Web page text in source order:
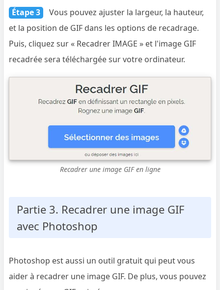
Étape 3
Vous pouvez ajuster la largeur, la hauteur,
et la position de GIF dans les options de recadrage.
Puis, cliquez sur « Recadrer IMAGE » et l'image GIF
recadrée sera téléchargée sur votre ordinateur.
Recadrer une image GIF en ligne
Partie 3. Recadrer une image GIF
avec Photoshop
Photoshop est aussi un outil gratuit qui peut vous
aider à recadrer une image GIF. De plus, vous pouvez